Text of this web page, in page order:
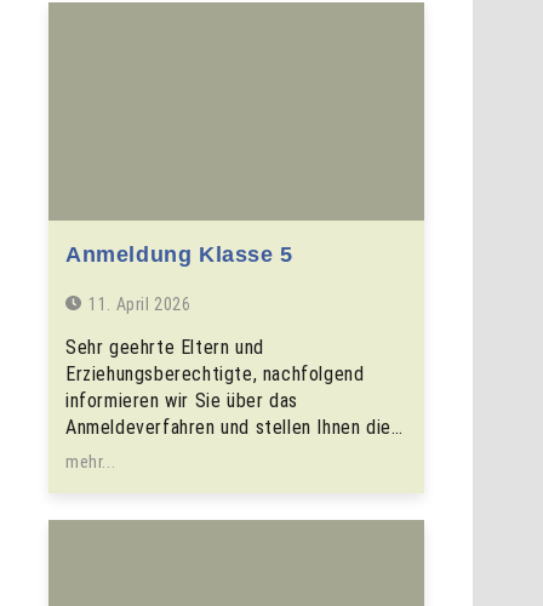
Anmeldung Klasse 5
11. April 2026
Sehr geehrte Eltern und
Erziehungsberechtigte, nachfolgend
informieren wir Sie über das
Anmeldeverfahren und stellen Ihnen die…
mehr...